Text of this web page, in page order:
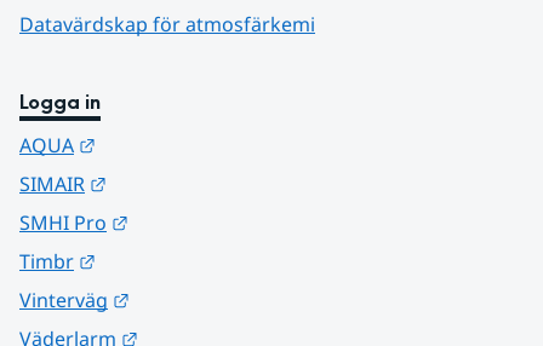
Datavärdskap för atmosfärkemi
Logga in
AQUA
SIMAIR
SMHI Pro
Timbr
Vinterväg
Väderlarm